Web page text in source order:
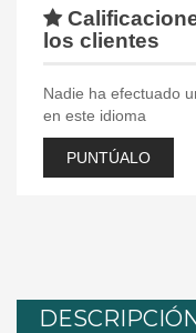
los clientes
Nadie ha efectuado
en este idioma
PUNTÚALO